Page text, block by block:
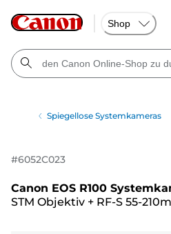
Shop
Spiegellose Systemkameras
#6052C023
Canon EOS R100
STM Objektiv + RF-S 55-